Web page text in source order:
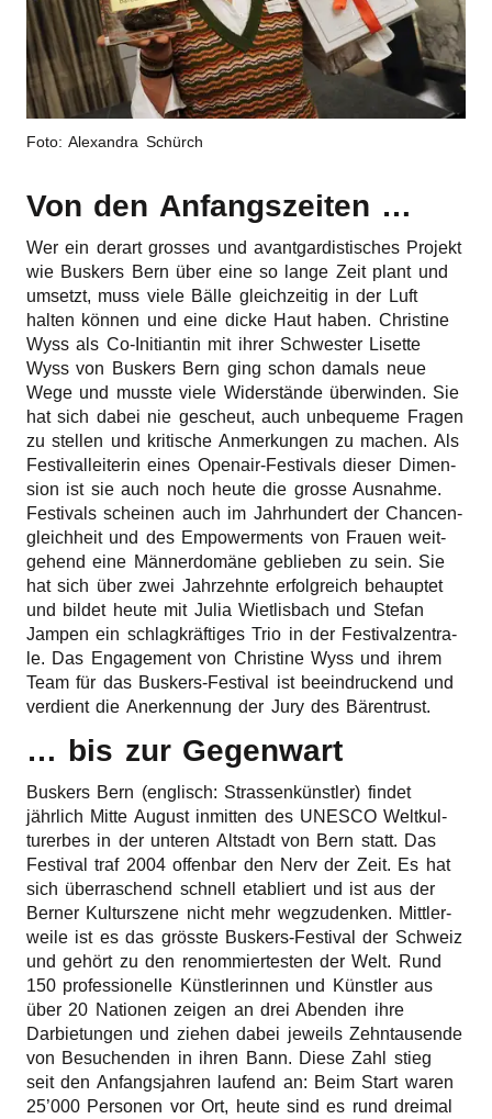
Foto: Alex­an­dra Schürch
Von den Anfangszeiten …
Wer ein derart gros­ses und avant­gar­dis­ti­sches Projekt
wie Buskers Bern über eine so lange Zeit plant und
umsetzt, muss viele Bälle gleich­zei­tig in der Luft
halten können und eine dicke Haut haben. Chris­ti­ne
Wyss als Co-Initi­an­tin mit ihrer Schwes­ter Liset­te
Wyss von Buskers Bern ging schon damals neue
Wege und muss­te viele Widerstände überwinden. Sie
hat sich dabei nie gescheut, auch unbe­que­me Fragen
zu stel­len und kriti­sche Anmer­kun­gen zu machen. Als
Festi­val­lei­te­rin eines Open­air-Festi­vals dieser Dimen­
si­on ist sie auch noch heute die gros­se Ausnah­me.
Festi­vals schei­nen auch im Jahr­hun­dert der Chan­cen­
gleich­heit und des Empowerm­ents von Frau­en weit­
ge­hend eine Männerdomäne geblie­ben zu sein. Sie
hat sich über zwei Jahr­zehn­te erfolg­reich behaup­tet
und bildet heute mit Julia Wiet­lis­bach und Stefan
Jampen ein schlagkräftiges Trio in der Festi­val­zen­tra­
le. Das Enga­ge­ment von Chris­ti­ne Wyss und ihrem
Team für das Buskers-Festi­val ist beein­dru­ckend und
verdient die Aner­ken­nung der Jury des Bärentrust.
… bis zur Gegenwart
Buskers Bern (englisch: Strassenkünstler) findet
jährlich Mitte August inmit­ten des UNESCO Welt­kul­
tur­er­bes in der unte­ren Altstadt von Bern statt. Das
Festi­val traf 2004 offen­bar den Nerv der Zeit. Es hat
sich überraschend schnell etabliert und ist aus der
Berner Kultur­sze­ne nicht mehr wegzu­den­ken. Mitt­ler­
wei­le ist es das grösste Buskers-Festi­val der Schweiz
und gehört zu den renom­mier­tes­ten der Welt. Rund
150 profes­sio­nel­le Künstlerinnen und Künstler aus
über 20 Natio­nen zeigen an drei Aben­den ihre
Darbie­tun­gen und ziehen dabei jeweils Zehn­tau­sen­de
von Besu­chen­den in ihren Bann. Diese Zahl stieg
seit den Anfangs­jah­ren laufend an: Beim Start waren
25’000 Perso­nen vor Ort, heute sind es rund drei­mal